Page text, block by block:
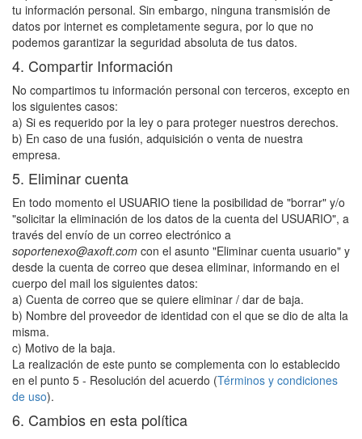
tu información personal. Sin embargo, ninguna transmisión de
datos por internet es completamente segura, por lo que no
podemos garantizar la seguridad absoluta de tus datos.
4. Compartir Información
No compartimos tu información personal con terceros, excepto en
los siguientes casos:
a) Si es requerido por la ley o para proteger nuestros derechos.
b) En caso de una fusión, adquisición o venta de nuestra
empresa.
5. Eliminar cuenta
En todo momento el USUARIO tiene la posibilidad de "borrar" y/o
"solicitar la eliminación de los datos de la cuenta del USUARIO", a
través del envío de un correo electrónico a
soportenexo@axoft.com con el asunto "Eliminar cuenta usuario" y
desde la cuenta de correo que desea eliminar, informando en el
cuerpo del mail los siguientes datos:
a) Cuenta de correo que se quiere eliminar / dar de baja.
b) Nombre del proveedor de identidad con el que se dio de alta la
misma.
c) Motivo de la baja.
La realización de este punto se complementa con lo establecido
en el punto 5 - Resolución del acuerdo (Términos y condiciones
de uso).
6. Cambios en esta política